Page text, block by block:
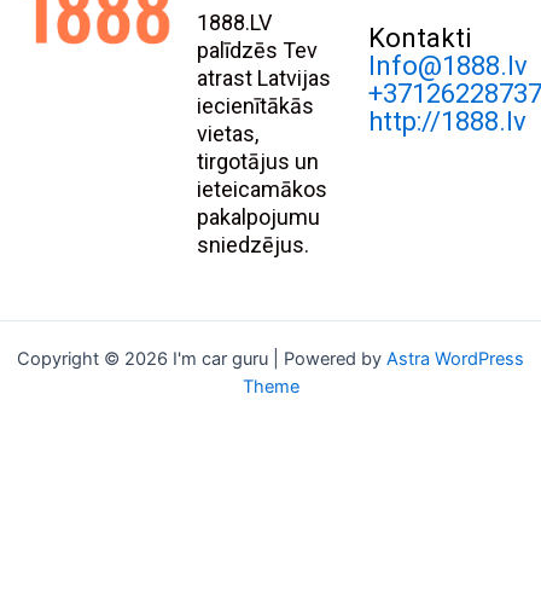
1888.LV
palīdzēs Tev
atrast Latvijas
iecienītākās
vietas,
tirgotājus un
ieteicamākos
pakalpojumu
sniedzējus.
Kontakti
Info@1888.lv
http://1888.lv
Copyright © 2026 I'm car guru | Powered by Astra WordPress
Theme